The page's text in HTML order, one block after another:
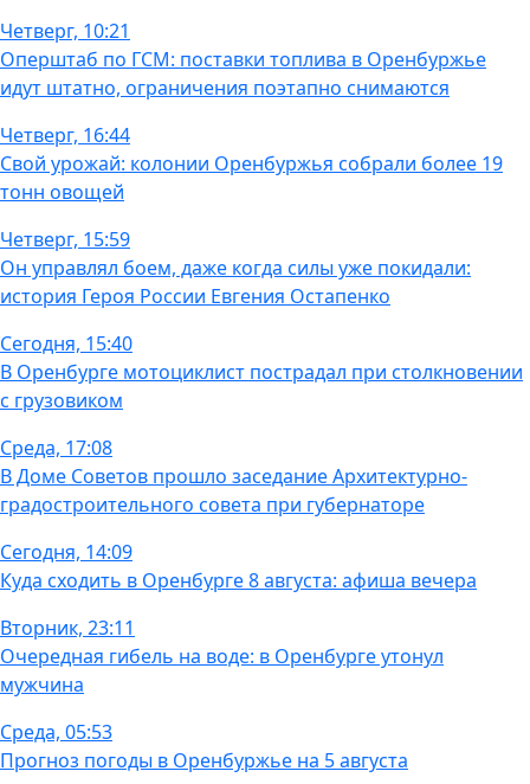
Четверг, 10:21
Оперштаб по ГСМ: поставки топлива в Оренбуржье
идут штатно, ограничения поэтапно снимаются
Четверг, 16:44
Свой урожай: колонии Оренбуржья собрали более 19
тонн овощей
Четверг, 15:59
Он управлял боем, даже когда силы уже покидали:
история Героя России Евгения Остапенко
Сегодня, 15:40
В Оренбурге мотоциклист пострадал при столкновении
с грузовиком
Среда, 17:08
В Доме Советов прошло заседание Архитектурно-
градостроительного совета при губернаторе
Сегодня, 14:09
Куда сходить в Оренбурге 8 августа: афиша вечера
Вторник, 23:11
Очередная гибель на воде: в Оренбурге утонул
мужчина
Среда, 05:53
Прогноз погоды в Оренбуржье на 5 августа